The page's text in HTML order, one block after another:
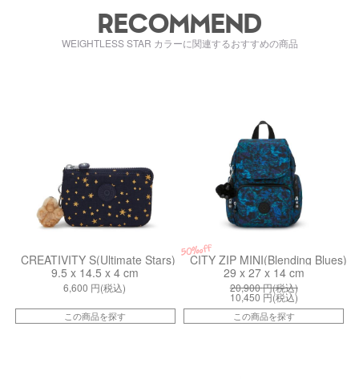
RECOMMEND
WEIGHTLESS STAR カラーに関連するおすすめの商品
CREATIVITY S(Ultimate Stars)
9.5 x 14.5 x 4 cm
6,600 円(税込)
この商品を探す
50%off
CITY ZIP MINI(Blending Blues)
29 x 27 x 14 cm
20,900円(税込)
10,450 円(税込)
この商品を探す